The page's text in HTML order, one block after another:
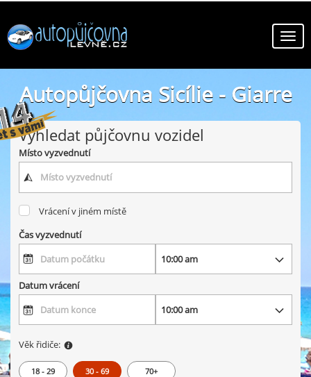
Autopůjčovna Sicílie - Giarre
online autopůjčovny ve městě Sicílie - Giarre
Vyhledat půjčovnu vozidel
Místo vyzvednutí
Vrácení v jiném místě
Čas vyzvednutí
Datum vrácení
Věk řidiče:
18 - 29 30 - 69 70+